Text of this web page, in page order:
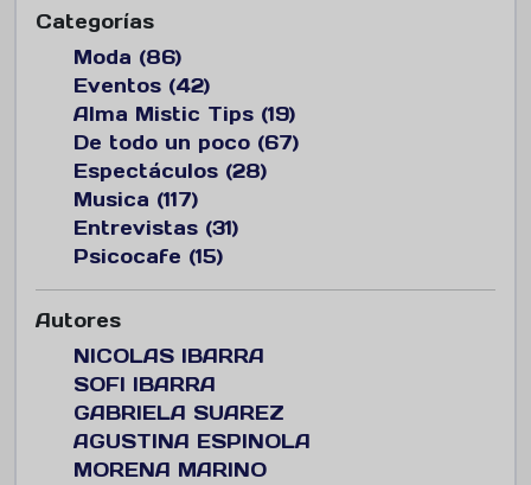
Categorías
Moda (86)
Eventos (42)
Alma Mistic Tips (19)
De todo un poco (67)
Espectáculos (28)
Musica (117)
Entrevistas (31)
Psicocafe (15)
Autores
NICOLAS IBARRA
SOFI IBARRA
GABRIELA SUAREZ
AGUSTINA ESPINOLA
MORENA MARINO